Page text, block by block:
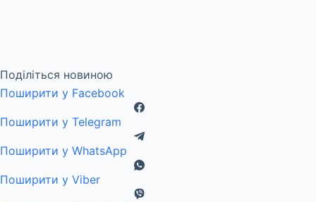
Поділіться новиною
Поширити у Facebook
Поширити у Telegram
Поширити у WhatsApp
Поширити у Viber